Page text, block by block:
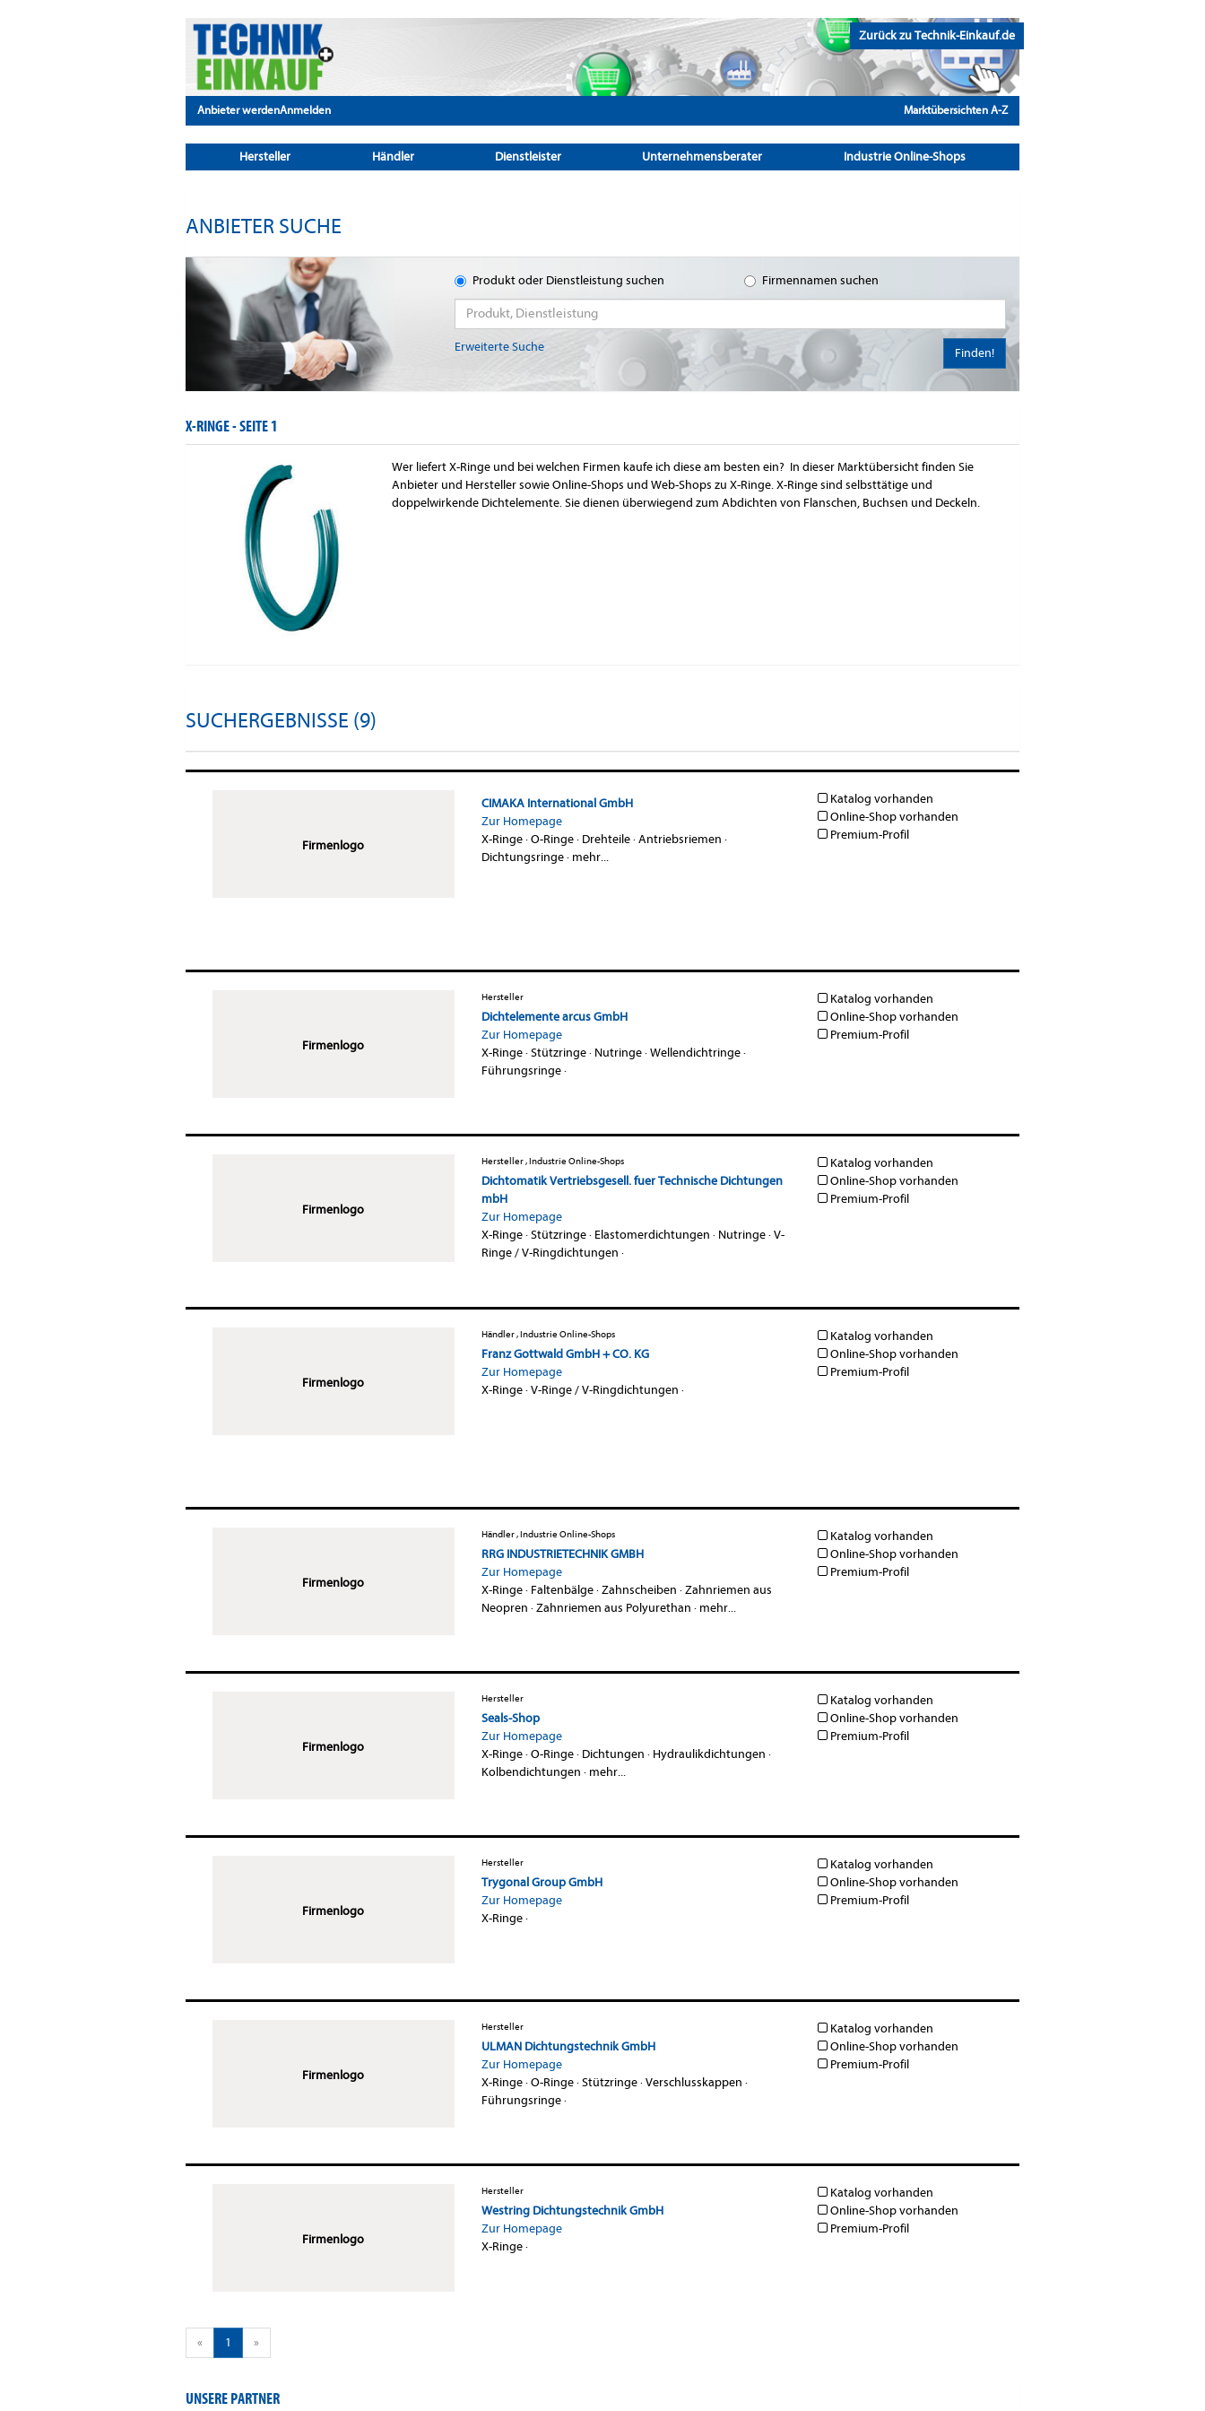
Zurück zu Technik-Einkauf.de
Anbieter werdenAnmelden Marktübersichten A-Z
Hersteller Händler Dienstleister Unternehmensberater Industrie Online-Shops
ANBIETER SUCHE
Produkt oder Dienstleistung suchen Firmennamen suchen
Erweiterte Suche Finden!
X-RINGE -SEITE 1
Wer liefert X-Ringe und bei welchen Firmen kaufe ich diese am besten ein? In dieser Marktübersicht finden Sie
Anbieter und Hersteller sowie Online-Shops und Web-Shops zu X-Ringe. X-Ringe sind selbsttätige und
doppelwirkende Dichtelemente. Sie dienen überwiegend zum Abdichten von Flanschen, Buchsen und Deckeln.
SUCHERGEBNISSE (9)
Firmenlogo
CIMAKA International GmbH
Zur Homepage
X-Ringe·O-Ringe· Drehteile·Antriebsriemen ·
Dichtungsringe· mehr...
Katalog vorhanden
Online-Shop vorhanden
Premium-Profil
Firmenlogo
Hersteller
Dichtelemente arcus GmbH
Zur Homepage
X-Ringe·Stützringe· Nutringe·Wellendichtringe·
Führungsringe·
Katalog vorhanden
Online-Shop vorhanden
Premium-Profil
Firmenlogo
Hersteller , Industrie Online-Shops
Dichtomatik Vertriebsgesell. fuer Technische Dichtungen
mbH
Zur Homepage
X-Ringe·Stützringe· Elastomerdichtungen · Nutringe·V-
Ringe / V-Ringdichtungen ·
Katalog vorhanden
Online-Shop vorhanden
Premium-Profil
Firmenlogo
Händler , Industrie Online-Shops
Franz Gottwald GmbH + CO. KG
Zur Homepage
X-Ringe·V-Ringe / V-Ringdichtungen ·
Katalog vorhanden
Online-Shop vorhanden
Premium-Profil
Firmenlogo
Händler , Industrie Online-Shops
RRG INDUSTRIETECHNIK GMBH
Zur Homepage
X-Ringe· Faltenbälge·Zahnscheiben ·Zahnriemen aus
Neopren ·Zahnriemen aus Polyurethan · mehr...
Katalog vorhanden
Online-Shop vorhanden
Premium-Profil
Firmenlogo
Hersteller
Seals-Shop
Zur Homepage
X-Ringe·O-Ringe· Dichtungen · Hydraulikdichtungen ·
Kolbendichtungen · mehr...
Katalog vorhanden
Online-Shop vorhanden
Premium-Profil
Firmenlogo
Hersteller
Trygonal Group GmbH
Zur Homepage
X-Ringe·
Katalog vorhanden
Online-Shop vorhanden
Premium-Profil
Firmenlogo
Hersteller
ULMAN Dichtungstechnik GmbH
Zur Homepage
X-Ringe·O-Ringe·Stützringe·Verschlusskappen ·
Führungsringe·
Katalog vorhanden
Online-Shop vorhanden
Premium-Profil
Firmenlogo
Hersteller
Westring Dichtungstechnik GmbH
Zur Homepage
X-Ringe·
Katalog vorhanden
Online-Shop vorhanden
Premium-Profil
« 1 »
UNSERE PARTNER